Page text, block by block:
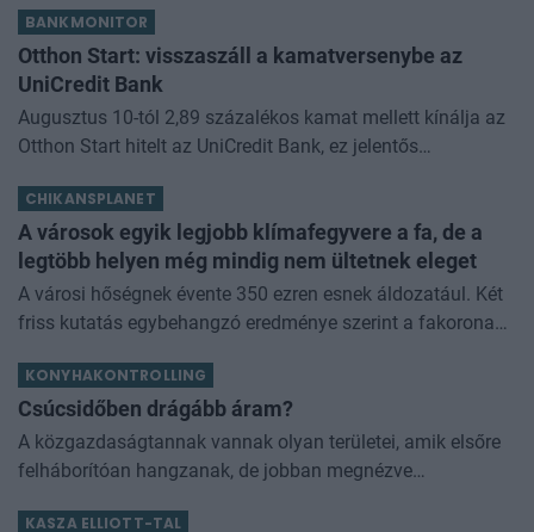
BANKMONITOR
Otthon Start: visszaszáll a kamatversenybe az
UniCredit Bank
Augusztus 10-tól 2,89 százalékos kamat mellett kínálja az
Otthon Start hitelt az UniCredit Bank, ez jelentős
kamathoz képest. De arról sem s
CHIKANSPLANET
A városok egyik legjobb klímafegyvere a fa, de a
legtöbb helyen még mindig nem ültetnek eleget
A városi hőségnek évente 350 ezren esnek áldozatául. Két
friss kutatás egybehangzó eredménye szerint a fakorona
KONYHAKONTROLLING
Csúcsidőben drágább áram?
A közgazdaságtannak vannak olyan területei, amik elsőre
felháborítóan hangzanak, de jobban megnézve
KASZA ELLIOTT-TAL